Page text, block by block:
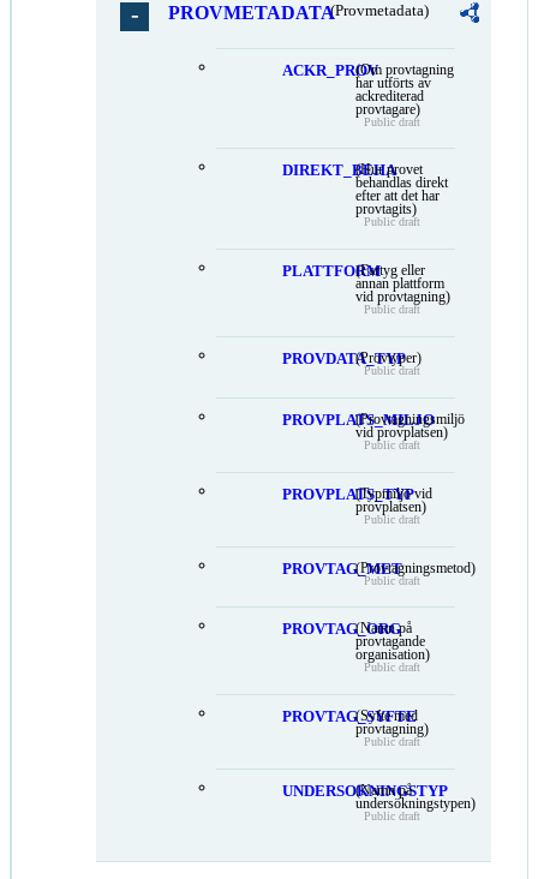
PROVMETADATA(Provmetadata)
ACKR_PROV(Om provtagning
har utförts av
ackrediterad
provtagare)
Public draft
DIREKT_BEHA
(Hur provet
behandlas direkt
efter att det har
provtagits)
Public draft
PLATTFORM(Fartyg eller
annan plattform
vid provtagning)
Public draft
PROVDATA_TYP
(Provtyper)
Public draft
PROVPLATS_MILJO
(Provtagningsmiljö
vid provplatsen)
Public draft
PROVPLATS_TYP
(Typmiljö vid
provplatsen)
Public draft
PROVTAG_MET(Provtagningsmetod)
Public draft
PROVTAG_ORG
(Namn på
provtagande
organisation)
Public draft
PROVTAG_SYFTE
(Syfte med
provtagning)
Public draft
UNDERSOKNINGSTYP
(Namn på
undersökningstypen)
Public draft